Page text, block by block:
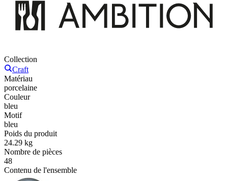
Collection
Craft
Matériau
porcelaine
Couleur
bleu
Motif
bleu
Poids du produit
24.29 kg
Nombre de pièces
48
Contenu de l'ensemble